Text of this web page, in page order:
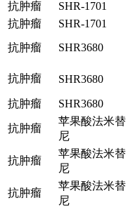
抗肿瘤
SHR-1701
抗肿瘤
SHR-1701
抗肿瘤
SHR3680
抗肿瘤 SHR3680
抗肿瘤 SHR3680
抗肿瘤
苹果酸法米替
尼
抗肿瘤
苹果酸法米替
尼
抗肿瘤
苹果酸法米替
尼